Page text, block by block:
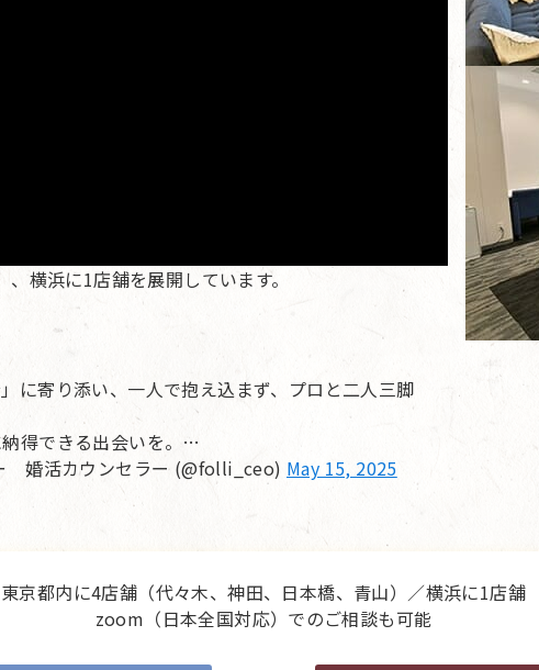
横浜に1店舗を展開しています。
に寄り添い、一人で抱え込まず、プロと二人三脚
得できる出会いを。…
婚活カウンセラー (@folli_ceo) May 15, 2025
東京都内に4店舗（代々木、神田、日本橋、青山）／横浜に1店舗
zoom（日本全国対応）でのご相談も可能